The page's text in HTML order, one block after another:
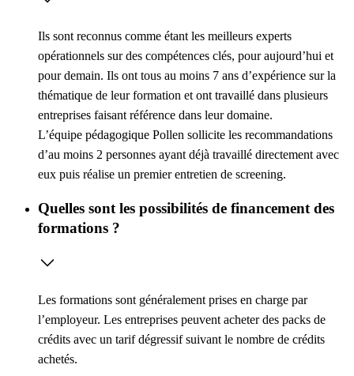
Ils sont reconnus comme étant les meilleurs experts
opérationnels sur des compétences clés, pour aujourd’hui et
pour demain. Ils ont tous au moins 7 ans d’expérience sur la
thématique de leur formation et ont travaillé dans plusieurs
entreprises faisant référence dans leur domaine.
L’équipe pédagogique Pollen sollicite les recommandations
d’au moins 2 personnes ayant déjà travaillé directement avec
eux puis réalise un premier entretien de screening.
Quelles sont les possibilités de financement des
formations ?
Les formations sont généralement prises en charge par
l’employeur. Les entreprises peuvent acheter des packs de
crédits avec un tarif dégressif suivant le nombre de crédits
achetés.